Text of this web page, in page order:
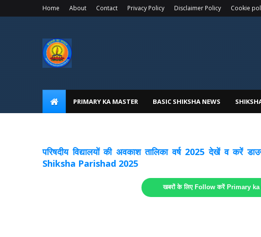
Home About Contact Privacy Policy Disclaimer Policy Cookie
PRIMARY KA MASTER BASIC SHIKSHA NEWS
परिषदीय विद्यालयों की अवकाश तालिका वर्ष 2025 देखें व
Shiksha Parishad 2025
खबरों के लिए Follow करें Primary